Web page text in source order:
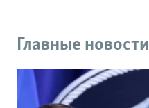
Главные новости